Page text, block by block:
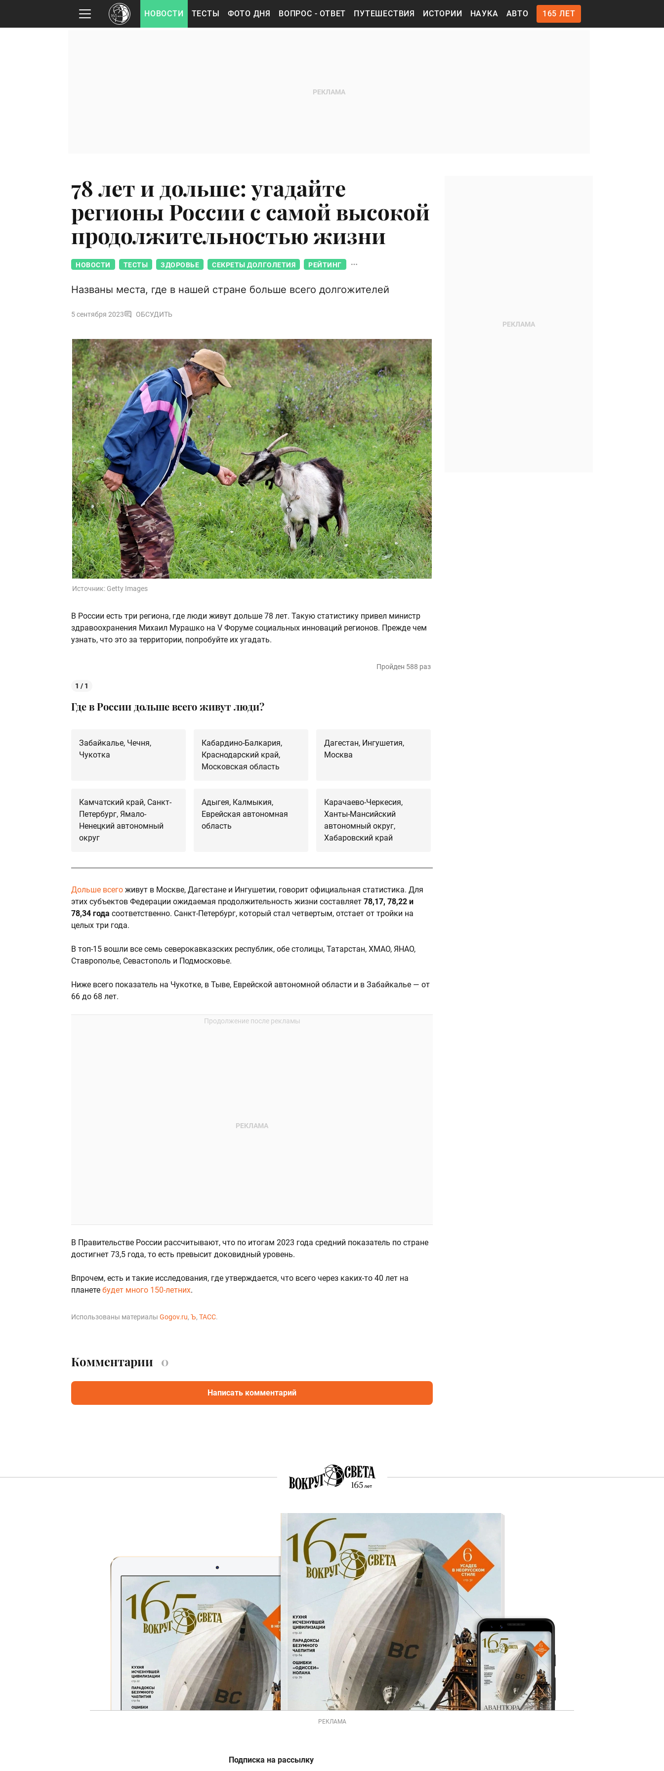
НОВОСТИ ТЕСТЫ ФОТО ДНЯ ВОПРОС - ОТВЕТ ПУТЕШЕСТВИЯ ИСТОРИИ НАУКА АВТО 165 ЛЕТ
78 лет и дольше: угадайте
регионы России с самой высокой
продолжительностью жизни
НОВОСТИ ТЕСТЫ ЗДОРОВЬЕ СЕКРЕТЫ ДОЛГОЛЕТИЯ РЕЙТИНГ
Названы места, где в нашей стране больше всего долгожителей
5 сентября 2023 ОБСУДИТЬ
Источник: Getty Images
В России есть три региона, где люди живут дольше 78 лет. Такую статистику привел министр
здравоохранения Михаил Мурашко на V Форуме социальных инноваций регионов. Прежде чем
узнать, что это за территории, попробуйте их угадать.
Пройден 588 раз
1 / 1
Где в России дольше всего живут люди?
Забайкалье, Чечня,
Чукотка
Кабардино-Балкария,
Краснодарский край,
Московская область
Дагестан, Ингушетия,
Москва
Камчатский край, Санкт-
Петербург, Ямало-
Ненецкий автономный
округ
Адыгея, Калмыкия,
Еврейская автономная
область
Карачаево-Черкесия,
Ханты-Мансийский
автономный округ,
Хабаровский край
Дольше всего живут в Москве, Дагестане и Ингушетии, говорит официальная статистика. Для
этих субъектов Федерации ожидаемая продолжительность жизни составляет 78,17, 78,22 и
78,34 года соответственно. Санкт-Петербург, который стал четвертым, отстает от тройки на
целых три года.
В топ-15 вошли все семь северокавказских республик, обе столицы, Татарстан, ХМАО, ЯНАО,
Ставрополье, Севастополь и Подмосковье.
Ниже всего показатель на Чукотке, в Тыве, Еврейской автономной области и в Забайкалье — от
66 до 68 лет.
В Правительстве России рассчитывают, что по итогам 2023 года средний показатель по стране
достигнет 73,5 года, то есть превысит доковидный уровень.
Впрочем, есть и такие исследования, где утверждается, что всего через каких-то 40 лет на
планете будет много 150-летних.
Использованы материалы Gogov.ru, Ъ, ТАСС.
Комментарии 0
Написать комментарий
РЕКЛАМА
Подписка на рассылку